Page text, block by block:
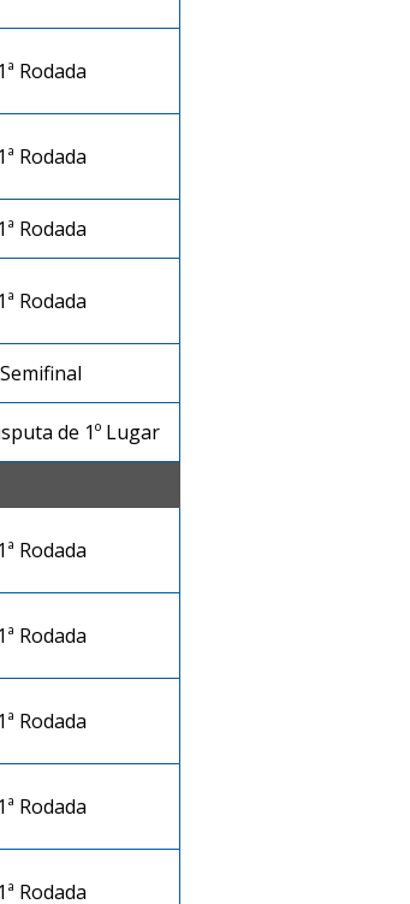
1ª Rodada
1ª Rodada
1ª Rodada
1ª Rodada
Semifinal
de 1º Lugar
1ª Rodada
1ª Rodada
1ª Rodada
1ª Rodada
1ª Rodada